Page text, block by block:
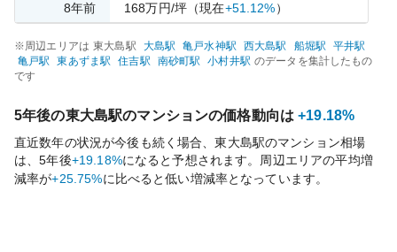
8年前 168万円/坪 （現在+51.12%）
※周辺エリアは 東大島駅 大島駅 亀戸水神駅 西大島駅 船堀駅 平井駅
亀戸駅 東あずま駅 住吉駅 南砂町駅 小村井駅 のデータを集計したもの
です
5年後の東大島駅のマンションの価格動向は +19.18%
直近数年の状況が今後も続く場合、東大島駅のマンション相場
は、5年後+19.18%になると予想されます。周辺エリアの平均増
減率が+25.75%に比べると低い増減率となっています。